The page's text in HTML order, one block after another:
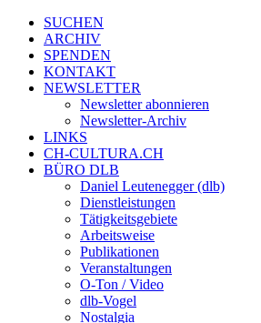
SUCHEN
ARCHIV
SPENDEN
KONTAKT
NEWSLETTER
Newsletter abonnieren
Newsletter-Archiv
LINKS
CH-CULTURA.CH
BÜRO DLB
Daniel Leutenegger (dlb)
Dienstleistungen
Tätigkeitsgebiete
Arbeitsweise
Publikationen
Veranstaltungen
O-Ton / Video
dlb-Vogel
Nostalgia